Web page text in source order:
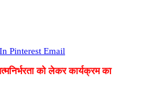
Pinterest Email
को लेकर कार्यक्रम का